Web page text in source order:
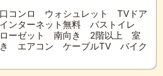
コンロ ウォシュレット TVドア
ターネット無料 バストイレ
ーゼット 南向き 2階以上 室
エアコン ケーブルTV バイク